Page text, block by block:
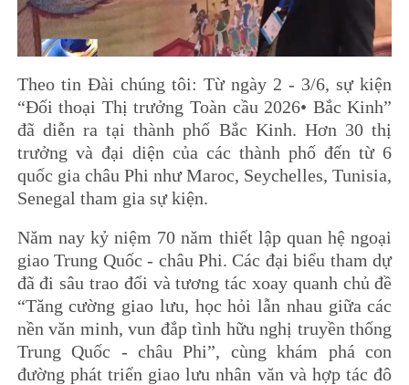
Theo tin Đài chúng tôi: Từ ngày 2 - 3/6, sự kiện
“Đối thoại Thị trưởng Toàn cầu 2026• Bắc Kinh”
đã diễn ra tại thành phố Bắc Kinh. Hơn 30 thị
trưởng và đại diện của các thành phố đến từ 6
quốc gia châu Phi như Maroc, Seychelles, Tunisia,
Senegal tham gia sự kiện.
Năm nay kỷ niệm 70 năm thiết lập quan hệ ngoại
giao Trung Quốc - châu Phi. Các đại biểu tham dự
đã đi sâu trao đổi và tương tác xoay quanh chủ đề
“Tăng cường giao lưu, học hỏi lẫn nhau giữa các
nền văn minh, vun đắp tình hữu nghị truyền thống
Trung Quốc - châu Phi”, cùng khám phá con
đường phát triển giao lưu nhân văn và hợp tác đô